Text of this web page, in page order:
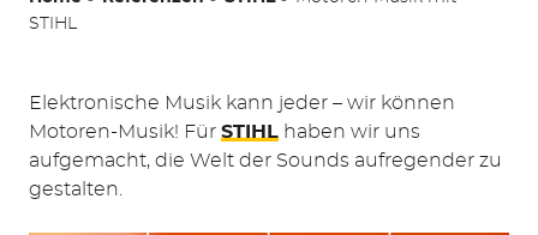
STIHL
Elektronische Musik kann jeder – wir können
Motoren-Musik! Für STIHL haben wir uns
aufgemacht, die Welt der Sounds aufregender zu
gestalten.